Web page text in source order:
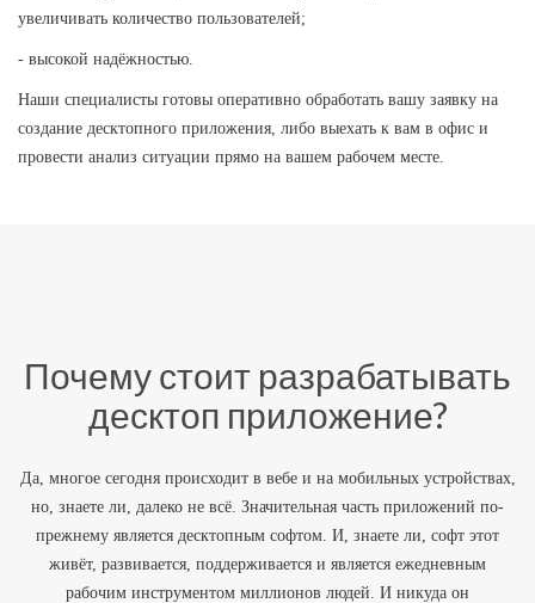
увеличивать количество пользователей;
- высокой надёжностью.
Наши специалисты готовы оперативно обработать вашу заявку на
создание десктопного приложения, либо выехать к вам в офис и
провести анализ ситуации прямо на вашем рабочем месте.
Почему стоит разрабатывать
десктоп приложение?
Да, многое сегодня происходит в вебе и на мобильных устройствах,
но, знаете ли, далеко не всё. Значительная часть приложений по-
прежнему является десктопным софтом. И, знаете ли, софт этот
живёт, развивается, поддерживается и является ежедневным
рабочим инструментом миллионов людей. И никуда он